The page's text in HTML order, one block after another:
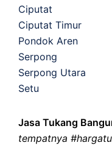
Ciputat
Ciputat Timur
Pondok Aren
Serpong
Serpong Utara
Setu
Jasa Tukang
tempatnya